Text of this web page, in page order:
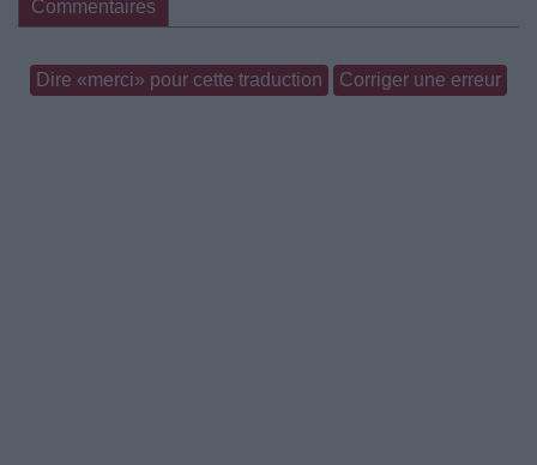
Commentaires
Dire «merci» pour cette traduction Corriger une erreur